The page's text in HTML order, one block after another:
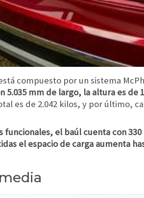
compuesto por un sistema
5.035 mm de largo, la altura es
es de 2.042 kilos, y por último,
funcionales, el baúl cuenta con
el espacio de carga aumenta